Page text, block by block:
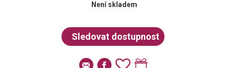
Není skladem